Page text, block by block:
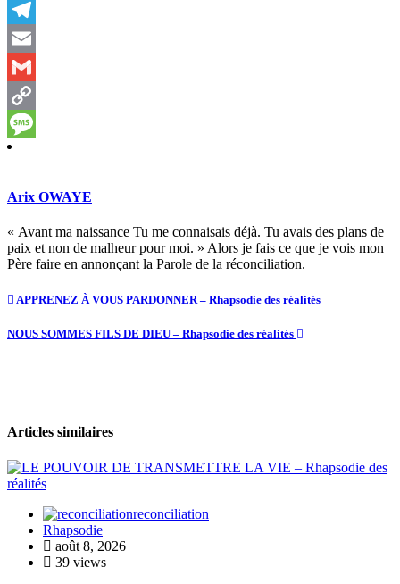
Twitter
Telegram
Email
Gmail
Copy
Link
Message
Arix OWAYE
« Avant ma naissance Tu me connaisais déjà. Tu avais des plans de
paix et non de malheur pour moi. » Alors je fais ce que je vois mon
Père faire en annonçant la Parole de la réconciliation.
APPRENEZ À VOUS PARDONNER – Rhapsodie des réalités
NOUS SOMMES FILS DE DIEU – Rhapsodie des réalités
Articles similaires
reconciliation
Rhapsodie
août 8, 2026
39 views